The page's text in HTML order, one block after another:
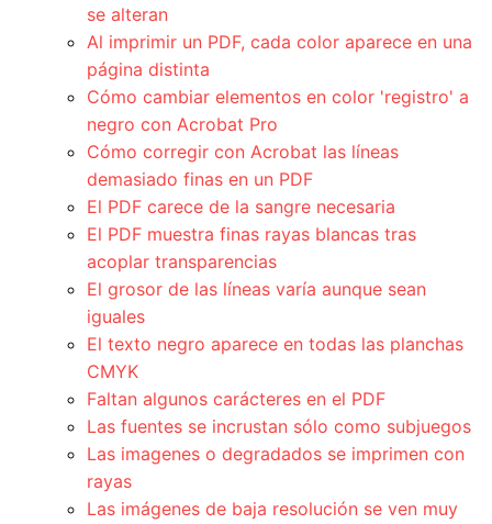
se alteran
Al imprimir un PDF, cada color aparece en una
página distinta
Cómo cambiar elementos en color 'registro' a
negro con Acrobat Pro
Cómo corregir con Acrobat las líneas
demasiado finas en un PDF
El PDF carece de la sangre necesaria
El PDF muestra finas rayas blancas tras
acoplar transparencias
El grosor de las líneas varía aunque sean
iguales
El texto negro aparece en todas las planchas
CMYK
Faltan algunos carácteres en el PDF
Las fuentes se incrustan sólo como subjuegos
Las imagenes o degradados se imprimen con
rayas
Las imágenes de baja resolución se ven muy